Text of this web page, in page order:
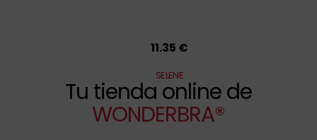
11.35 €
SELENE
Tu tienda online de
WONDERBRA®